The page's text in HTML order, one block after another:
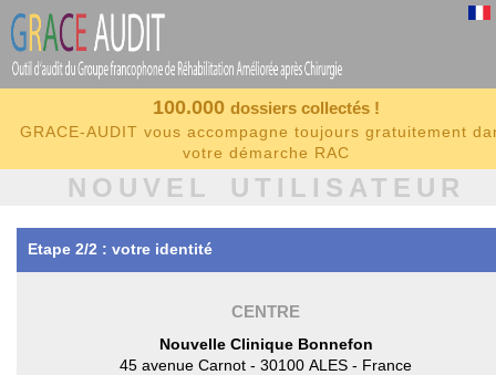
100.000 dossiers collectés !
GRACE-AUDIT vous accompagne toujours gratuitement
votre démarche RAC
NOUVEL UTILISATEUR
Etape 2/2 : votre identité
CENTRE
Nouvelle Clinique Bonnefon
45 avenue Carnot - 30100 ALES - France